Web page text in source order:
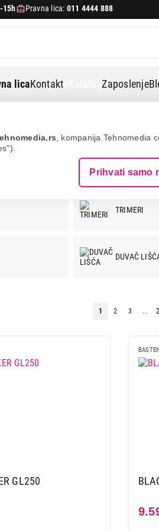
, kompanija Tehnomedia
Prihvati samo
15h Pravna lica: 011 4444 888
licaKontakt eKatalogZaposlenje
TRIMERI
DUVAČ
1 2 3 ...
GL250